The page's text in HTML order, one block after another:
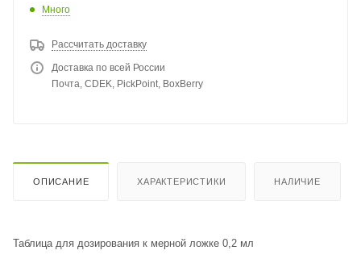
Много
Рассчитать доставку
Доставка по всей России
Почта, CDEK, PickPoint, BoxBerry
ОПИСАНИЕ ХАРАКТЕРИСТИКИ НАЛИЧИЕ
Таблица для дозирования к мерной ложке 0,2 мл